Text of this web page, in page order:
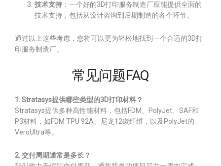
技术支持 ：一个好的3D打印服务制造厂应能提供全面的
技术支持，包括从设计咨询到后期制造的各个环节。
通过以上这些考虑，您将可以更为轻松地找到一个合适的3D打
印服务制造厂。
常见问题FAQ
1. Stratasys提供哪些类型的3D打印材料？
Stratasys提供多种高性能材料，包括FDM、PolyJet、SAF和
P3材料，如FDM TPU 92A、尼龙12碳纤维，以及PolyJet的
VeroUltra等。
2. 交付周期通常是多长？